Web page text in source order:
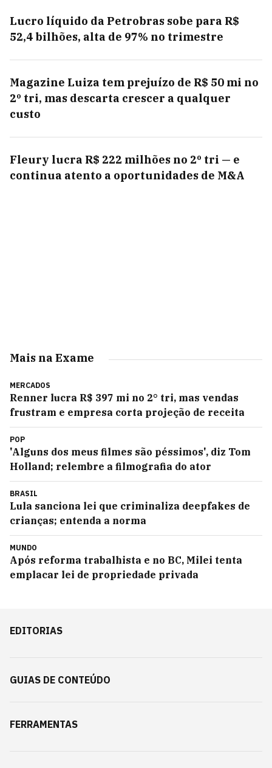
Lucro líquido da Petrobras sobe para R$
52,4 bilhões, alta de 97% no trimestre
Magazine Luiza tem prejuízo de R$ 50 mi no
2º tri, mas descarta crescer a qualquer
custo
Fleury lucra R$ 222 milhões no 2º tri — e
continua atento a oportunidades de M&A
Mais na Exame
MERCADOS
Renner lucra R$ 397 mi no 2° tri, mas vendas
frustram e empresa corta projeção de receita
POP
'Alguns dos meus filmes são péssimos', diz Tom
Holland; relembre a filmografia do ator
BRASIL
Lula sanciona lei que criminaliza deepfakes de
crianças; entenda a norma
MUNDO
Após reforma trabalhista e no BC, Milei tenta
emplacar lei de propriedade privada
EDITORIAS
GUIAS DE CONTEÚDO
FERRAMENTAS